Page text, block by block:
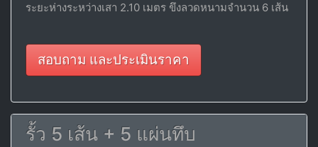
ระยะห่างระหว่างเสา 2.10 เมตร ขึงลวดหนามจำนวน 6 เส้น
สอบถาม และประเมินราคา
รั้ว 5 เส้น + 5 แผ่นทึบ